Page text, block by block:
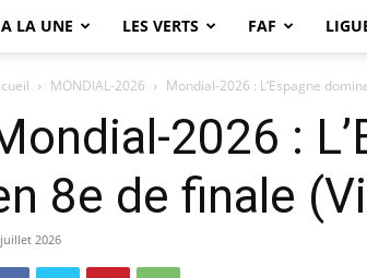
A LA UNE LES VERTS FAF
MONDIAL-2026 Mondial-2026 : L’Espagne
2026 :
8e de finale
2026